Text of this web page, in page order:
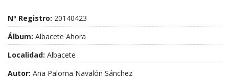
Nº Registro: 20140423
Álbum: Albacete Ahora
Localidad: Albacete
Autor: Ana Paloma Navalón Sánchez